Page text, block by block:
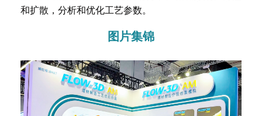
和扩散，分析和优化工艺参数。
图片集锦